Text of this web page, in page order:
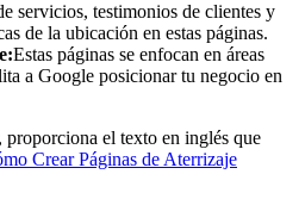
servicios, testimonios de clientes y
de la ubicación en estas páginas.
Estas páginas se enfocan en áreas
a Google posicionar tu negocio en
proporciona el texto en inglés que
Crear Páginas de Aterrizaje